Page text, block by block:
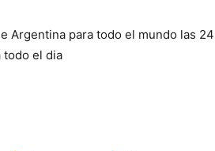
Argentina para todo el mundo las 24
todo el dia